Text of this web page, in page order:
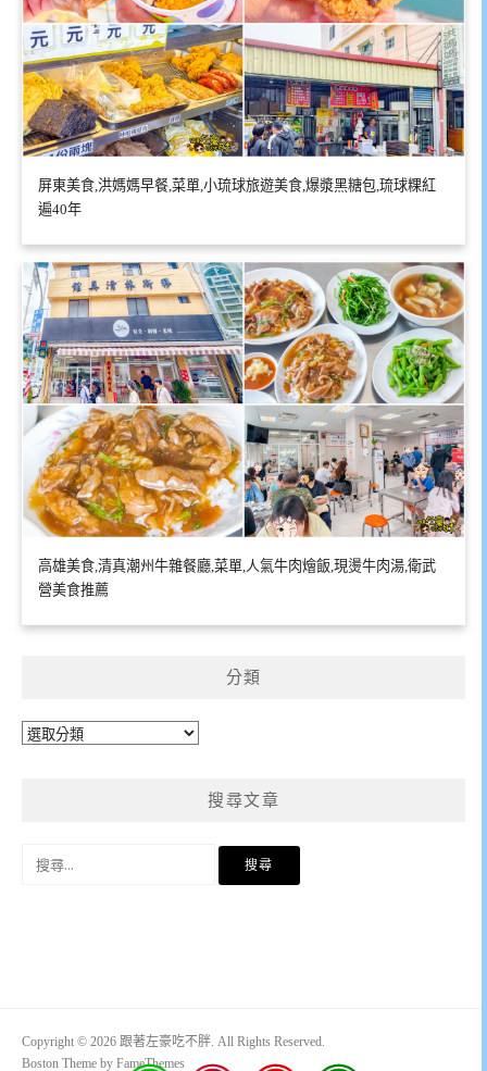
屏東美食,洪媽媽早餐,菜單,小琉球旅遊美食,爆漿黑糖包,琉球粿紅
遍40年
高雄美食,清真潮州牛雜餐廳,菜單,人氣牛肉燴飯,現燙牛肉湯,衛武
營美食推薦
分類
分
搜尋文章
Copyright © 2026 跟著左豪吃不胖. All Rights Reserved.
Boston Theme by FameThemes